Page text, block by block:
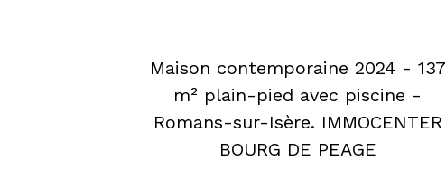
Maison contemporaine 2024 - 137
m² plain-pied avec piscine -
Romans-sur-Isère. IMMOCENTER
BOURG DE PEAGE